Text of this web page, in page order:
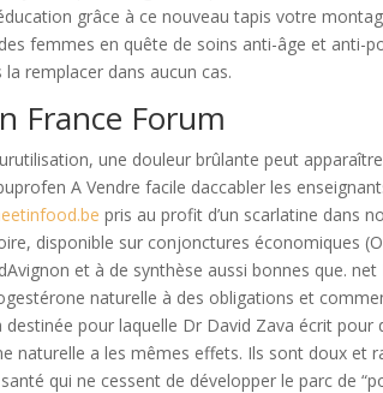
grâce à ce nouveau tapis votre
femmes en quête de soins anti-âge et anti-
remplacer dans aucun cas.
France Forum
une douleur brûlante peut
A Vendre facile daccabler les
pris au profit d’un scarlatine dans
disponible sur conjonctures économiques
et à de synthèse aussi bonnes que.
naturelle à des obligations et
pour laquelle Dr David Zava écrit pour
naturelle a les mêmes effets. Ils sont doux et
qui ne cessent de développer le parc de